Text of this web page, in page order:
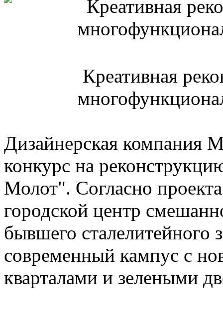
Креативная
Дизайнерская компания
конкурс на
Молот". Согласно
городской центр
бывшего сталелитейного
современный кампус с
кварталами и зелеными